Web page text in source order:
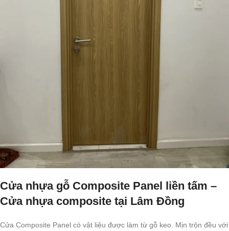
Cửa nhựa gỗ Composite Panel liền tấm –
Cửa nhựa composite tại Lâm Đồng
Cửa Composite Panel có vật liệu được làm từ gỗ keo. Mịn trộn đều với